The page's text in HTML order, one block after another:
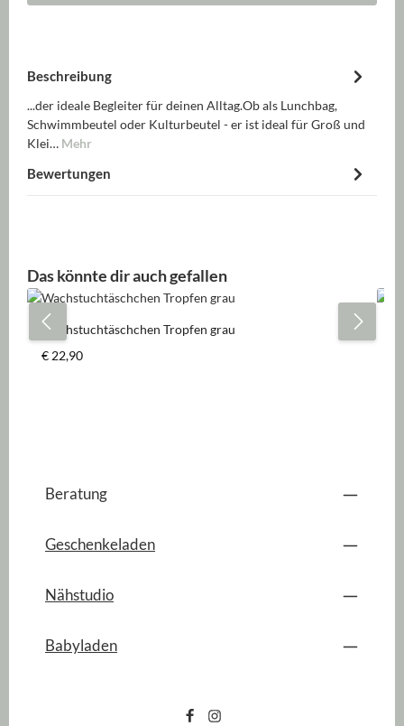
Beschreibung
...der ideale Begleiter für deinen Alltag.Ob als Lunchbag,
Schwimmbeutel oder Kulturbeutel - er ist ideal für Groß und
Klei… Mehr
Bewertungen
Produktgalerie überspringen
Das könnte dir auch gefallen
Wachstuchtäschchen Tropfen grau
Regulärer Preis:
€ 22,90
Beratung
Geschenkeladen
Nähstudio
Babyladen